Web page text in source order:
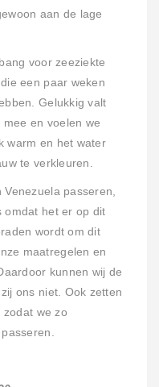
aan de lage
voor zeeziekte
een paar weken
Gelukkig valt
en voelen we
warm en het water
te verkleuren.
passeren,
omdat het er op dit
wordt om dit
maatregelen en
kunnen wij de
ons niet. Ook zetten
zodat we zo